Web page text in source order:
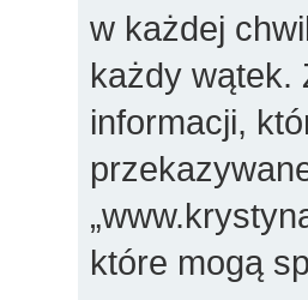
w każdej
każdy wątek.
informacji,
które mogą